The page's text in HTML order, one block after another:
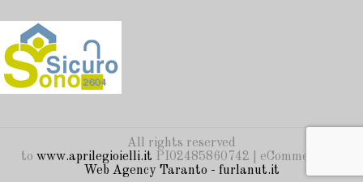
All rights reserved
to www.aprilegioielli.it PI02485860742 | eCommerce by
Web Agency Taranto - furlanut.it